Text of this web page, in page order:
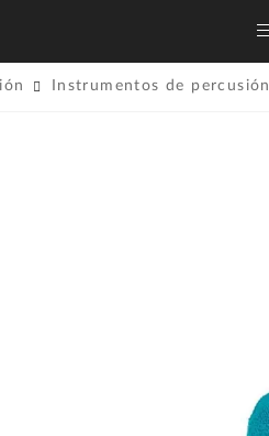
Instrumentos de percusión